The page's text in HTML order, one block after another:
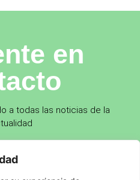
en
a todas las noticias de la